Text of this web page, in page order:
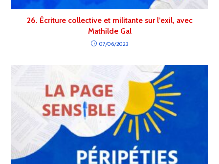
26. Écriture collective et militante sur l’exil, avec
Mathilde Gal
07/06/2023